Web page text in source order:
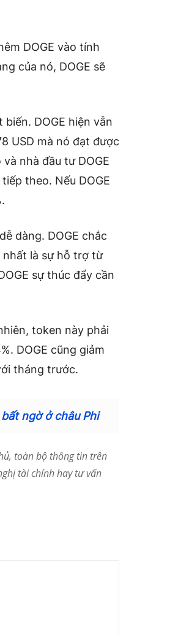
DOGE vào tính
của nó, DOGE sẽ
DOGE hiện vẫn
USD mà nó đạt được
nhà đầu tư DOGE
theo. Nếu DOGE
dàng. DOGE chắc
nhất là sự hỗ trợ từ
sự thúc đẩy cần
token này phải
DOGE cũng giảm
tháng trước.
ngờ ở châu Phi
toàn bộ thông tin trên
tài chính hay tư vấn